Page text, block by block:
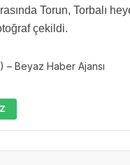
Torun, Torbalı
çekildi.
– Beyaz Haber Ajansı